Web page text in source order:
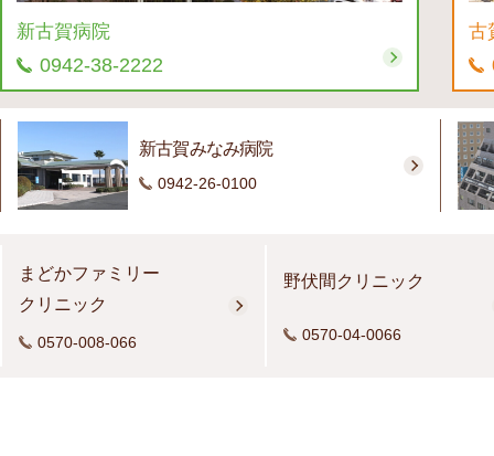
新古賀病院
0942-38-2222
古
新古賀みなみ病院
0942-26-0100
まどかファミリー
クリニック
0570-008-066
野伏間クリニック
0570-04-0066